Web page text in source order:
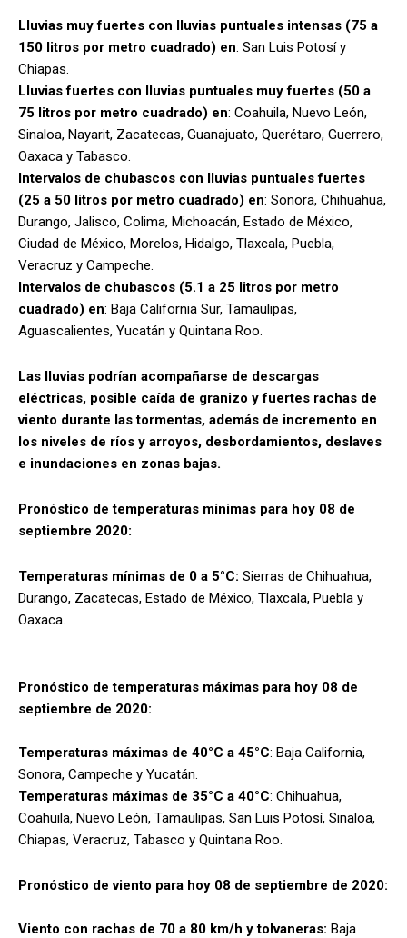
Lluvias muy fuertes con lluvias puntuales intensas (75 a
150 litros por metro cuadrado) en: San Luis Potosí y
Chiapas.
Lluvias fuertes con lluvias puntuales muy fuertes (50 a
75 litros por metro cuadrado) en: Coahuila, Nuevo León,
Sinaloa, Nayarit, Zacatecas, Guanajuato, Querétaro, Guerrero,
Oaxaca y Tabasco.
Intervalos de chubascos con lluvias puntuales fuertes
(25 a 50 litros por metro cuadrado) en: Sonora, Chihuahua,
Durango, Jalisco, Colima, Michoacán, Estado de México,
Ciudad de México, Morelos, Hidalgo, Tlaxcala, Puebla,
Veracruz y Campeche.
Intervalos de chubascos (5.1 a 25 litros por metro
cuadrado) en: Baja California Sur, Tamaulipas,
Aguascalientes, Yucatán y Quintana Roo.
Las lluvias podrían acompañarse de descargas
eléctricas, posible caída de granizo y fuertes rachas de
viento durante las tormentas, además de incremento en
los niveles de ríos y arroyos, desbordamientos, deslaves
e inundaciones en zonas bajas.
Pronóstico de temperaturas mínimas para hoy 08 de
septiembre 2020:
Temperaturas mínimas de 0 a 5°C: Sierras de Chihuahua,
Durango, Zacatecas, Estado de México, Tlaxcala, Puebla y
Oaxaca.
Pronóstico de temperaturas máximas para hoy 08 de
septiembre de 2020:
Temperaturas máximas de 40°C a 45°C: Baja California,
Sonora, Campeche y Yucatán.
Temperaturas máximas de 35°C a 40°C: Chihuahua,
Coahuila, Nuevo León, Tamaulipas, San Luis Potosí, Sinaloa,
Chiapas, Veracruz, Tabasco y Quintana Roo.
Pronóstico de viento para hoy 08 de septiembre de 2020:
Viento con rachas de 70 a 80 km/h y tolvaneras: Baja